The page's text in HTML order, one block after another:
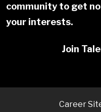
community to get
your interests.
Join
Career